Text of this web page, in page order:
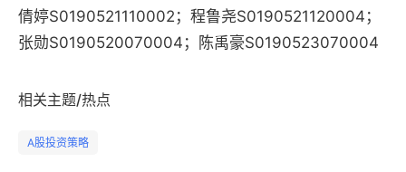
倩婷S0190521110002；程鲁尧S0190521120004；
张勋S0190520070004；陈禹豪S0190523070004
相关主题/热点
A股投资策略